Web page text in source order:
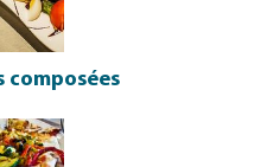
composées